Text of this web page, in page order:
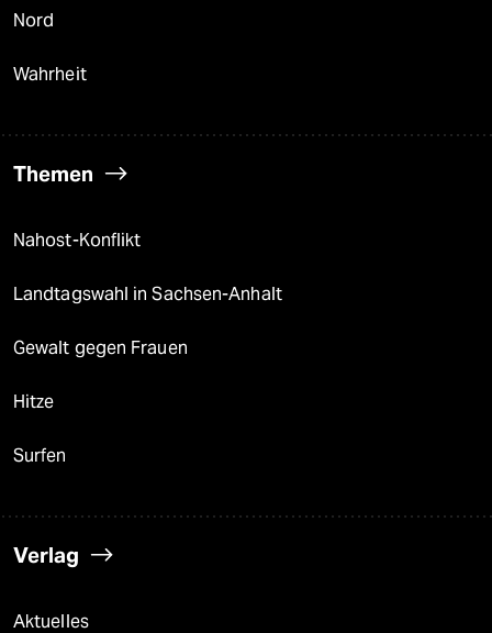
Nord
Wahrheit
Themen
Nahost-Konflikt
Landtagswahl in Sachsen-Anhalt
Gewalt gegen Frauen
Hitze
Surfen
Verlag
Aktuelles